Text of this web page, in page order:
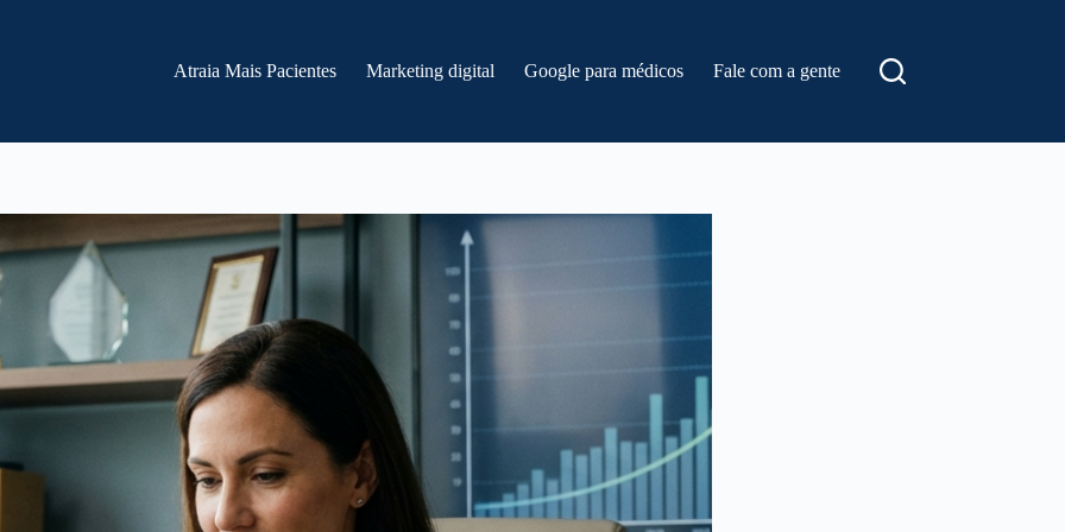
Atraia Mais Pacientes Marketing digital Google para médicos Fale com a gente